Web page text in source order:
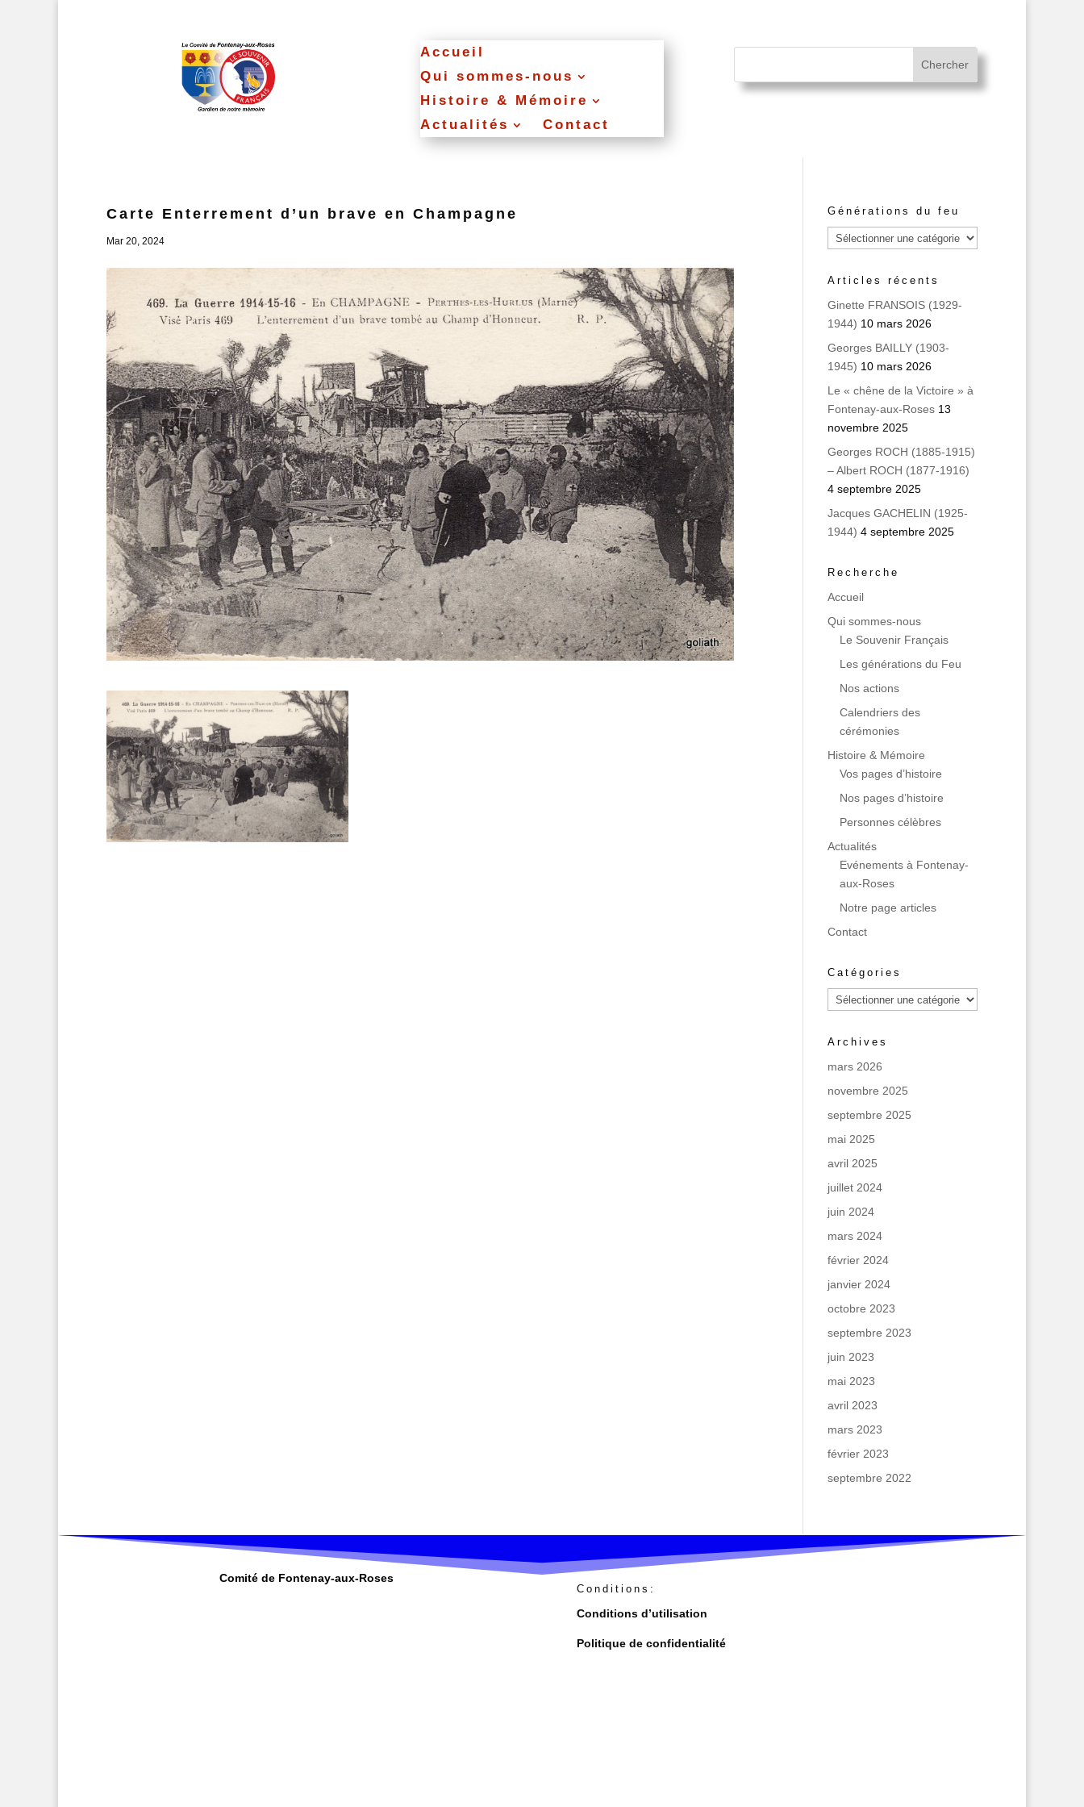
Accueil
Qui sommes‑nous
Histoire & Mémoire
Actualités
Contact
Carte Enterrement d’un brave en Champagne
Mar 20, 2024
Générations du feu
Générations
du
Articles récents
Ginette FRANSOIS (1929-
1944) 10 mars 2026
Georges BAILLY (1903-
1945) 10 mars 2026
Le « chêne de la Victoire » à
Fontenay-aux-Roses 13
novembre 2025
Georges ROCH (1885-1915)
– Albert ROCH (1877-1916)
4 septembre 2025
Jacques GACHELIN (1925-
1944) 4 septembre 2025
Recherche
Accueil
Qui sommes‑nous
Le Souvenir Français
Les générations du Feu
Nos actions
Calendriers des
cérémonies
Histoire & Mémoire
Vos pages d’histoire
Nos pages d’histoire
Personnes célèbres
Actualités
Evénements à Fontenay-
aux-Roses
Notre page articles
Contact
Catégories
Catégories
Archives
mars 2026
novembre 2025
septembre 2025
mai 2025
avril 2025
juillet 2024
juin 2024
mars 2024
février 2024
janvier 2024
octobre 2023
septembre 2023
juin 2023
mai 2023
avril 2023
mars 2023
février 2023
septembre 2022
Comité de Fontenay-aux-Roses
Conditions:
Conditions d’utilisation
Politique de confidentialité